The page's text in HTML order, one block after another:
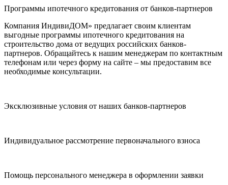
Программы ипотечного кредитования от банков-партнеров
Компания ИндивиДОМ» предлагает своим клиентам
выгодные программы ипотечного кредитования на
строительство дома от ведущих российских банков-
партнеров. Обращайтесь к нашим менеджерам по контактным
телефонам или через форму на сайте – мы предоставим все
необходимые консультации.
Эксклюзивные условия от наших банков-партнеров
Индивидуальное рассмотрение первоначального взноса
Помощь персонального менеджера в оформлении заявки